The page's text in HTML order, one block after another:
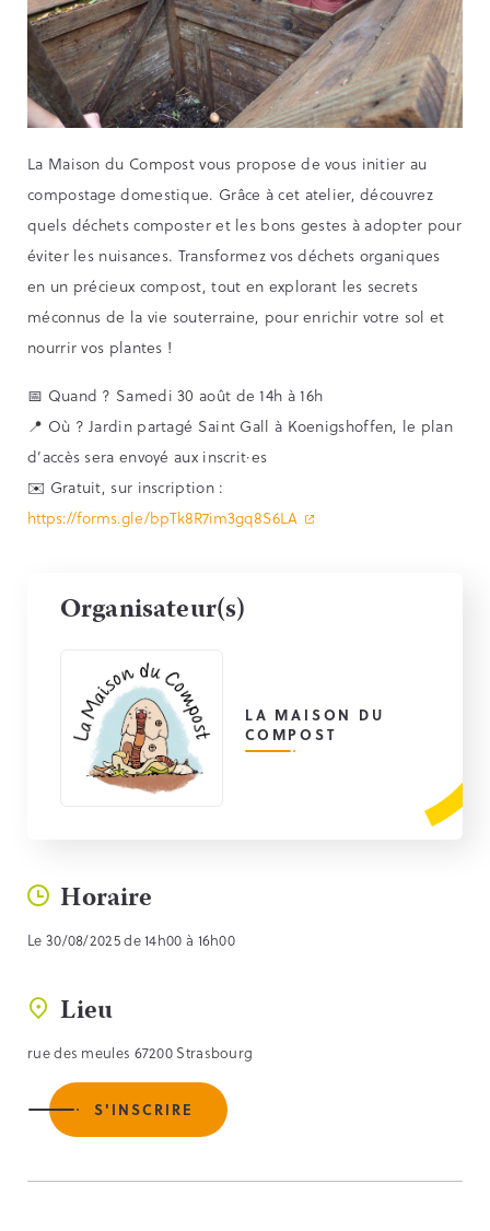
La Maison du Compost vous propose de vous initier au
compostage domestique. Grâce à cet atelier, découvrez
quels déchets composter et les bons gestes à adopter pour
éviter les nuisances. Transformez vos déchets organiques
en un précieux compost, tout en explorant les secrets
méconnus de la vie souterraine, pour enrichir votre sol et
nourrir vos plantes !
📅 Quand ? Samedi 30 août de 14h à 16h
📍 Où ? Jardin partagé Saint Gall à Koenigshoffen, le plan
d’accès sera envoyé aux inscrit·es
✉️ Gratuit, sur inscription :
https://forms.gle/bpTk8R7im3gq8S6LA
Organisateur(s)
LA MAISON DU
COMPOST
Horaire
Le 30/08/2025 de 14h00 à 16h00
Lieu
rue des meules 67200 Strasbourg
S'INSCRIRE